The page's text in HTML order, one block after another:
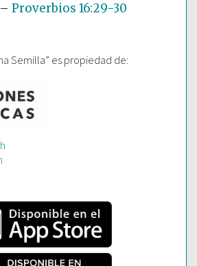
– Proverbios 16:29-30
Semilla” es propiedad de: